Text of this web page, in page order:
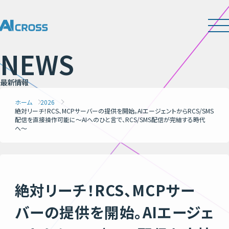
NEWS
最新情報
ホーム
2026
絶対リーチ！RCS、MCPサーバーの提供を開始。AIエージェントからRCS/SMS
配信を直接操作可能に〜AIへのひと言で、RCS/SMS配信が完結する時代
へ〜
絶対リーチ！RCS、MCPサー
バーの提供を開始。AIエージェ